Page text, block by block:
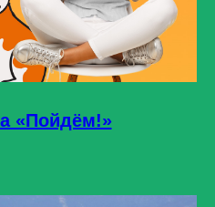
«Пойдём!»